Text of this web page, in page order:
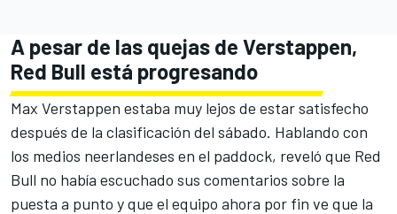
A pesar de las quejas de Verstappen,
Red Bull está progresando
Max Verstappen estaba muy lejos de estar satisfecho
después de la clasificación del sábado. Hablando con
los medios neerlandeses en el paddock, reveló que Red
Bull no había escuchado sus comentarios sobre la
puesta a punto y que el equipo ahora por fin ve que la